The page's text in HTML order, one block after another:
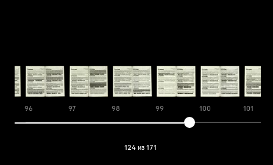
96 97 98 99 100 101
124 из 171